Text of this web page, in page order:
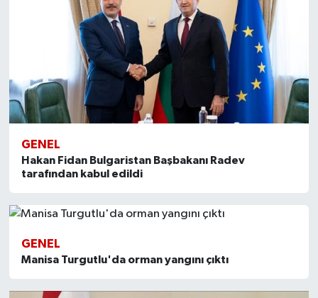
GENEL
Hakan Fidan Bulgaristan Başbakanı Radev
tarafından kabul edildi
GENEL
Manisa Turgutlu'da orman yangını çıktı